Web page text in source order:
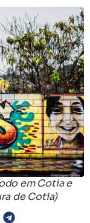
em Cotia e
de Cotia)